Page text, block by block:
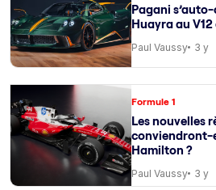
Pagani
Huayra au
Paul Vaussy 3 y
Formule 1
Les nouvelles
conviendront-
Hamilton ?
Paul Vaussy 3 y